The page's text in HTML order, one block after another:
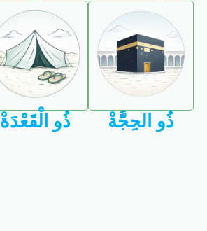
ذُو الْقَعْدَةْ ذُو الحِجَّةْ